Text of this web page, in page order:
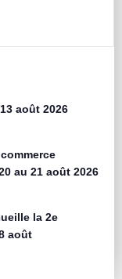
août 2026
au 21 août 2026
la 2e
août